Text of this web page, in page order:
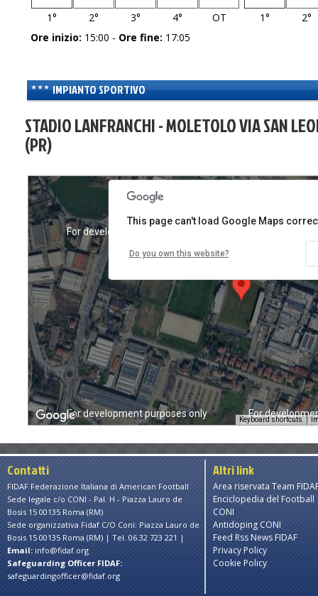
1°
2° 3° 4° OT
1°
2°
Ore inizio: 15:00 - Ore fine: 17:05
IMPIANTO SPORTIVO
STADIO LANFRANCHI - MOLETOLO VIA SAN
(PR)
For
For development purposes only
For development purposes only
Keyboard shortcuts
This page can't load Google Maps
Do you own this website?
Contatti
FIDAF Federazione Italiana di American Football
Sede legale c/o CONI - Pal. H - Piazza Lauro de
Bosis 15 00135 Roma (RM)
Sede organizzativa Fidaf C/O Coni: Piazza Lauro de
Bosis 15 00135 Roma (RM) | Tel. 06.32 723 221 |
Email: info@fidaf.org
Safeguarding Officer FIDAF:
safeguardingofficer@fidaf.org
Altri link
Area riservata Team
Enciclopedia del Football
CONI
Antidoping CONI
Feed Rss News FIDAF
Privacy Policy
Cookie Policy